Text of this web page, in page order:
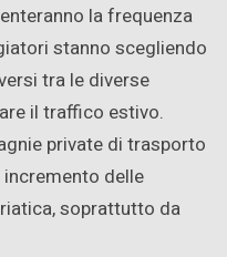
la frequenza
stanno scegliendo
tra le diverse
il traffico estivo.
private di trasporto
delle
soprattutto da